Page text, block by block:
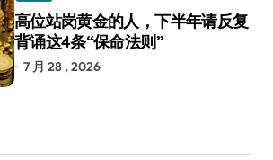
高位站岗黄金的人，下半年请反复
背诵这4条“保命法则”
7 月 28 , 2026